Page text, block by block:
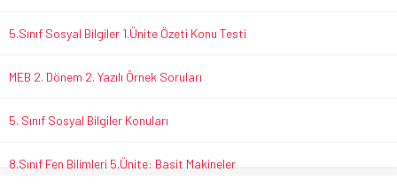
5.Sınıf Sosyal Bilgiler 1.Ünite Özeti Konu Testi
MEB 2. Dönem 2. Yazılı Örnek Soruları
5. Sınıf Sosyal Bilgiler Konuları
8.Sınıf Fen Bilimleri 5.Ünite: Basit Makineler